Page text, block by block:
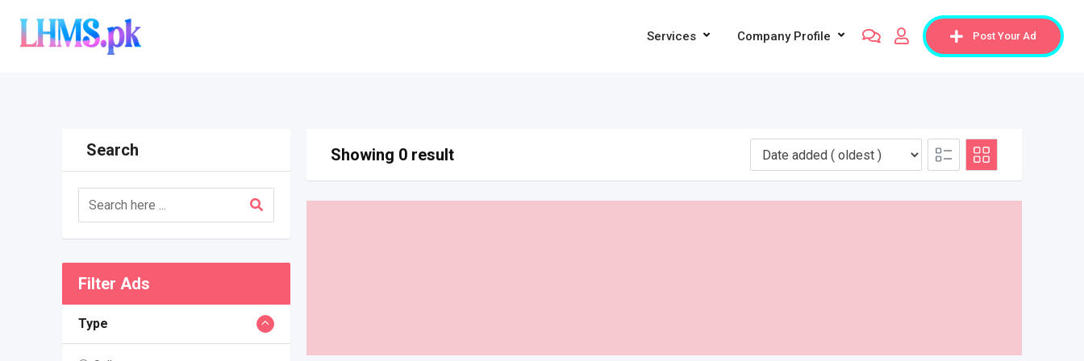
content
Post Your Ad
Services Company Profile
Search
Filter Ads
Type
Showing 0 result